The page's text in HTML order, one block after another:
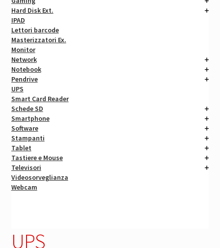
UPS
Hard Disk Ext.
IPAD
Lettori barcode
Masterizzatori Ex.
Monitor
Network
Notebook
Pendrive
UPS
Smart Card Reader
Schede SD
Smartphone
Software
Stampanti
Tablet
Tastiere e Mouse
Televisori
Videosorveglianza
Webcam